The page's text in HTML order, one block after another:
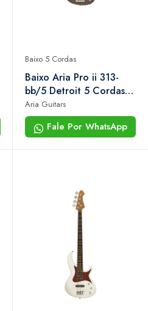
Baixo 5 Cordas
Baixo Aria Pro ii 313-
bb/5 Detroit 5 Cordas
Bourbon Barrel
Aria Guitars
Fale Por WhatsApp